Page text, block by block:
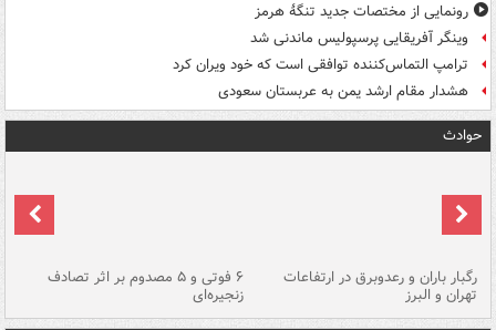
رونمایی از مختصات جدید تنگۀ هرمز
وینگر آفریقایی پرسپولیس ماندنی شد
ترامپ التماس‌کننده توافقی است که خود ویران کرد
هشدار مقام ارشد یمن به عربستان سعودی
حوادث
رگبار باران و رعدوبرق در ارتفاعات
تهران و البرز
۶ فوتی و ۵ مصدوم بر اثر تصادف
زنجیره‌ای